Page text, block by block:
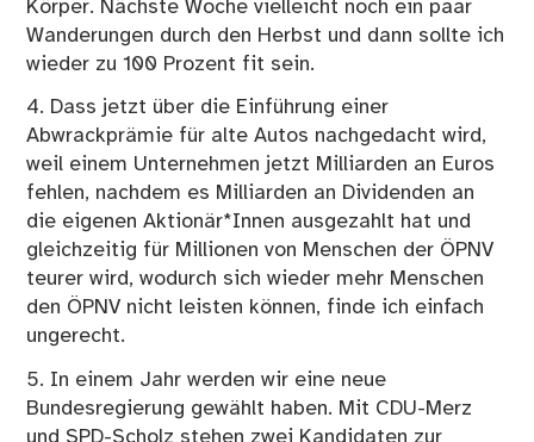
Körper. Nächste Woche vielleicht noch ein paar
Wanderungen durch den Herbst und dann sollte ich
wieder zu 100 Prozent fit sein.
4. Dass jetzt über die Einführung einer
Abwrackprämie für alte Autos nachgedacht wird,
weil einem Unternehmen jetzt Milliarden an Euros
fehlen, nachdem es Milliarden an Dividenden an
die eigenen Aktionär*Innen ausgezahlt hat und
gleichzeitig für Millionen von Menschen der ÖPNV
teurer wird, wodurch sich wieder mehr Menschen
den ÖPNV nicht leisten können, finde ich einfach
ungerecht.
5. In einem Jahr werden wir eine neue
Bundesregierung gewählt haben. Mit CDU-Merz
und SPD-Scholz stehen zwei Kandidaten zur